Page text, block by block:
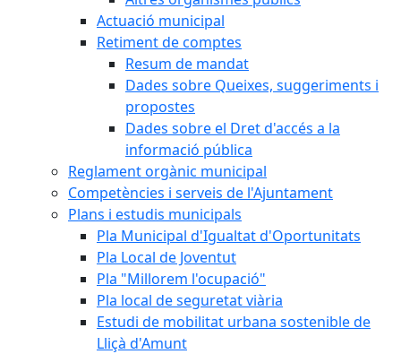
Actuació municipal
Retiment de comptes
Resum de mandat
Dades sobre Queixes, suggeriments i
propostes
Dades sobre el Dret d'accés a la
informació pública
Reglament orgànic municipal
Competències i serveis de l'Ajuntament
Plans i estudis municipals
Pla Municipal d'Igualtat d'Oportunitats
Pla Local de Joventut
Pla "Millorem l'ocupació"
Pla local de seguretat viària
Estudi de mobilitat urbana sostenible de
Lliçà d'Amunt